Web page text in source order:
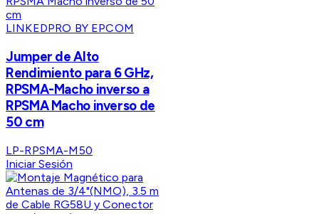
LINKEDPRO BY EPCOM
Jumper de Alto
Rendimiento para 6 GHz,
RPSMA-Macho inverso a
RPSMA Macho inverso de
50 cm
LP-RPSMA-M50
Iniciar Sesión